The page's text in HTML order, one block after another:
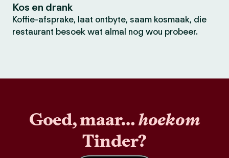
Kos en drank
Koffie-afsprake, laat ontbyte, saam kosmaak, die
restaurant besoek wat almal nog wou probeer.
Goed, maar…hoekom
Tinder?